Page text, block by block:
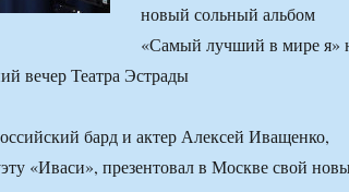
новый сольный альбом
«Самый лучший в мире я»
вечер Театра Эстрады
бард и актер Алексей Иващенко,
«Иваси», презентовал в Москве свой